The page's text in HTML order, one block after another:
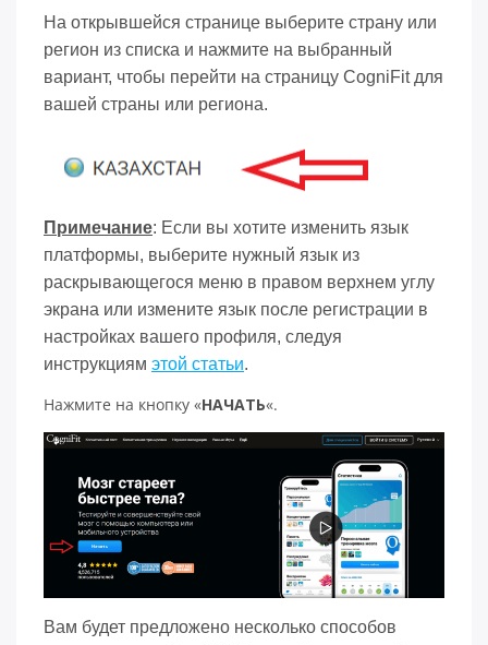
На открывшейся странице выберите страну или
регион из списка и нажмите на выбранный
вариант, чтобы перейти на страницу CogniFit для
вашей страны или региона.
Примечание: Если вы хотите изменить язык
платформы, выберите нужный язык из
раскрывающегося меню в правом верхнем углу
экрана или измените язык после регистрации в
настройках вашего профиля, следуя
инструкциям этой статьи.
Нажмите на кнопку «НАЧАТЬ«.
Вам будет предложено несколько способов